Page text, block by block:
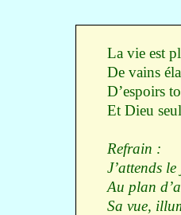
La vie est
De vains
D’espoirs
Et Dieu
Refrain :
J’attends
Au plan
Sa vue,